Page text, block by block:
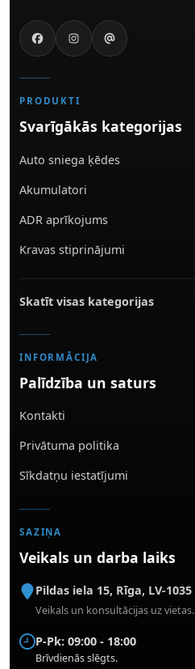
PRODUKTI
Svarīgākās kategorijas
Auto sniega ķēdes
Akumulatori
ADR aprīkojums
Kravas stiprinājumi
Skatīt visas kategorijas
INFORMĀCIJA
Palīdzība un saturs
Kontakti
Privātuma politika
Sīkdatņu iestatījumi
SAZIŅA
Veikals un darba laiks
Pildas iela 15, Rīga, LV-1035
Veikals un konsultācijas uz vietas.
P-Pk: 09:00 - 18:00
Brīvdienās slēgts.